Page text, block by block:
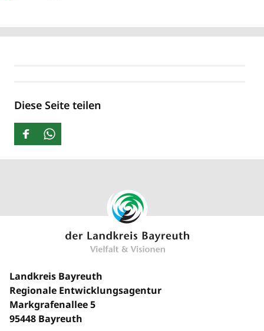
Diese Seite teilen
Landkreis Bayreuth
Regionale Entwicklungsagentur
Markgrafenallee 5
95448 Bayreuth